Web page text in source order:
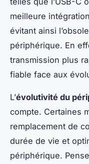
meilleure
évitant ainsi
périphérique. En
transmission plus
fiable face aux
L’évolutivité du
compte. Certaines
remplacement de
durée de vie et
périphérique.